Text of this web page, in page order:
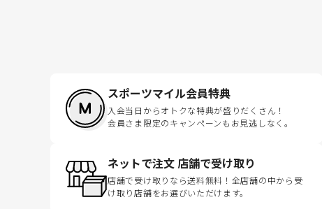
スポーツマイル会員特典
入会当日からオトクな特典が盛りだくさん！
会員さま限定のキャンペーンもお見逃しなく。
ネットで注文 店舗で受け取り
店舗で受け取りなら送料無料！全店舗の中から受
け取り店舗をお選びいただけます。